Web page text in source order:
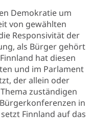
Demokratie um
von gewählten
Responsivität der
als Bürger gehört
hat diesen
und im Parlament
der allein oder
zuständigen
in
Finnland auf das